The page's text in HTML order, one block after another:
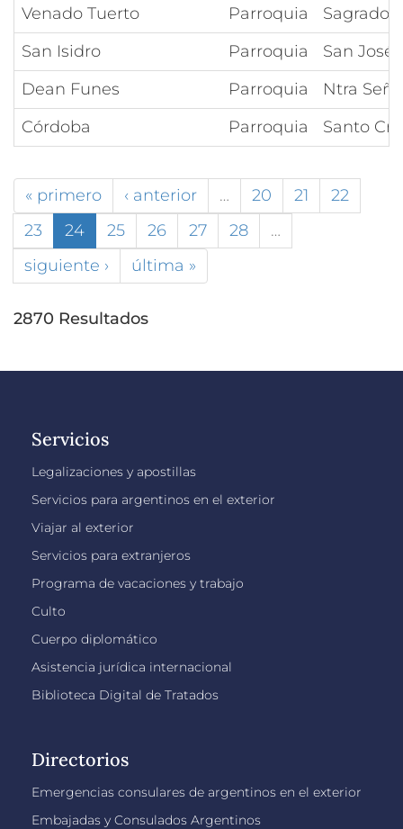
Venado Tuerto
Parroquia
Sagrado
San Isidro
Parroquia
San José
Dean Funes
Parroquia
Ntra
Córdoba
Parroquia Santo
« primero ‹ anterior … 20 21
22
23
24 25 26 27 28
…
siguiente ›
última »
2870 Resultados
Servicios
Legalizaciones y apostillas
Servicios para argentinos en el exterior
Viajar al exterior
Servicios para extranjeros
Programa de vacaciones y trabajo
Culto
Cuerpo diplomático
Asistencia jurídica internacional
Biblioteca Digital de Tratados
Directorios
Emergencias consulares de argentinos en el exterior
Embajadas y Consulados Argentinos